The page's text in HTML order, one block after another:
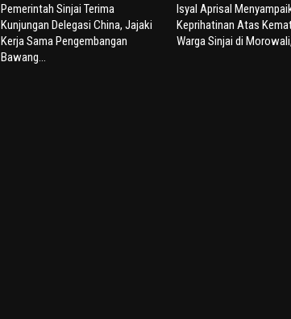
Pemerintah Sinjai Terima
Kunjungan Delegasi China, Jajaki
Kerja Sama Pengembangan
Bawang...
Isyal Aprisal
Keprihatinan Atas
Warga Sinjai di